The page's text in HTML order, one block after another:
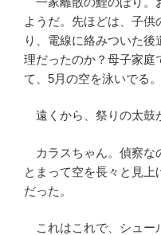
ようだ。先ほどは、子
り、電線に絡みついた
理だったのか？母子家庭
て、5月の空を泳いでる。
遠くから、祭りの太鼓
カラスちゃん。偵察な
とまって空を長々と見
だった。
これはこれで、シュー